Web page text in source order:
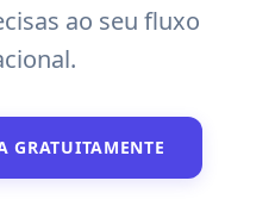
ao seu fluxo
GRATUITAMENTE